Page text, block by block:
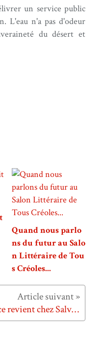
un service public
L'eau n'a pas d'odeur
du désert et
Quand nous parlo
ns du futur au Salo
n Littéraire de Tou
s Créoles...
Quand Ti Prince revient chez Salvator...